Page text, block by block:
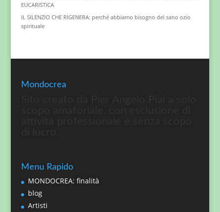
EUCARISTICA
IL SILENZIO CHE RIGENERA: perché abbiamo bisogno del sano ozio
spirituale
Mondocrea
Menu Rapido
MONDOCREA: finalità
blog
Artisti